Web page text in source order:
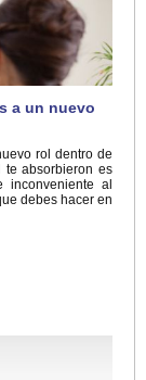
a un nuevo
rol dentro de
absorbieron es
inconveniente al
debes hacer en